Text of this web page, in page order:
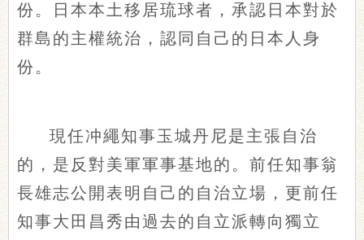
份。日本本土移居琉球者，承認日本對於
群島的主權統治，認同自己的日本人身
份。
現任冲繩知事玉城丹尼是主張自治
的，是反對美軍軍事基地的。前任知事翁
長雄志公開表明自己的自治立場，更前任
知事大田昌秀由過去的自立派轉向獨立